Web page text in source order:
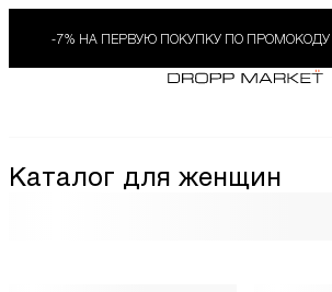
-7% НА ПЕРВУЮ ПОКУПКУ ПО ПРОМОКОДУ
Каталог для женщин